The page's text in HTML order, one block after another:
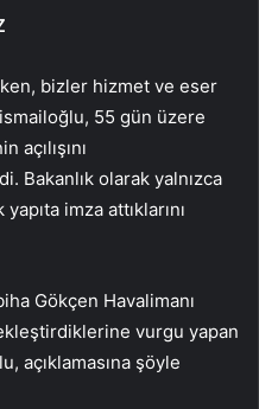
bizler hizmet ve eser
55 gün üzere
açılışını
Bakanlık olarak yalnızca
imza attıklarını
Gökçen Havalimanı
vurgu yapan
açıklamasına şöyle